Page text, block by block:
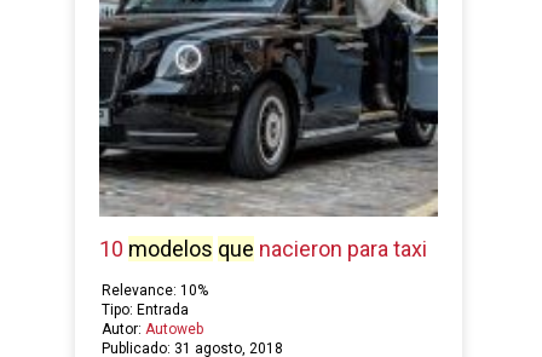
10 modelos que nacieron para taxi
Relevance: 10%
Tipo: Entrada
Autor:Autoweb
Publicado: 31 agosto, 2018